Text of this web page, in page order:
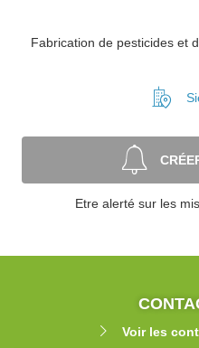
Fabrication de pesticides et
Etre alerté sur les
Voir les